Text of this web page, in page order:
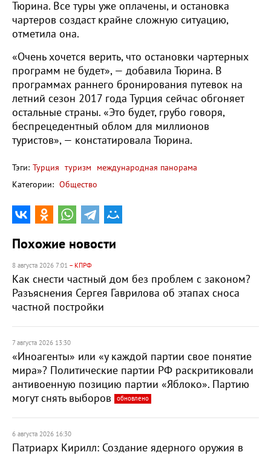
Тюрина. Все туры уже оплачены, и остановка
чартеров создаст крайне сложную ситуацию,
отметила она.
«Очень хочется верить, что остановки чартерных
программ не будет», — добавила Тюрина. В
программах раннего бронирования путевок на
летний сезон 2017 года Турция сейчас обгоняет
остальные страны. «Это будет, грубо говоря,
беспрецедентный облом для миллионов
туристов», — констатировала Тюрина.
Тэги: Турция туризм
международная панорама
Категории: Общество
Похожие новости
8 августа 2026 7:01 – КПРФ
Как снести частный дом без проблем с законом?
Разъяснения Сергея Гаврилова об этапах сноса
частной постройки
7 августа 2026 13:30
«Иноагенты» или «у каждой партии свое понятие
мира»? Политические партии РФ раскритиковали
антивоенную позицию партии «Яблоко». Партию
могут снять выборов
обновлено
6 августа 2026 16:30
Патриарх Кирилл: Создание ядерного оружия в